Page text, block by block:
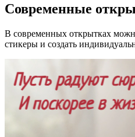
Современные
В современных открытках
стикеры и создать